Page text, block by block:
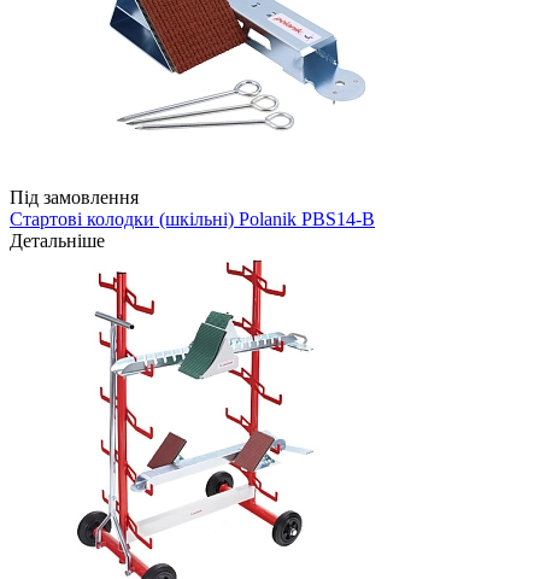
Під замовлення
Стартові колодки (шкільні) Polanik PBS14-B
Детальніше